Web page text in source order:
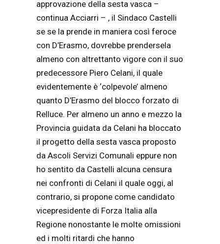
approvazione della sesta vasca –
continua Acciarri – , il Sindaco Castelli
se se la prende in maniera così feroce
con D’Erasmo, dovrebbe prendersela
almeno con altrettanto vigore con il suo
predecessore Piero Celani, il quale
evidentemente è ‘colpevole’ almeno
quanto D’Erasmo del blocco forzato di
Relluce. Per almeno un anno e mezzo la
Provincia guidata da Celani ha bloccato
il progetto della sesta vasca proposto
da Ascoli Servizi Comunali eppure non
ho sentito da Castelli alcuna censura
nei confronti di Celani il quale oggi, al
contrario, si propone come candidato
vicepresidente di Forza Italia alla
Regione nonostante le molte omissioni
ed i molti ritardi che hanno